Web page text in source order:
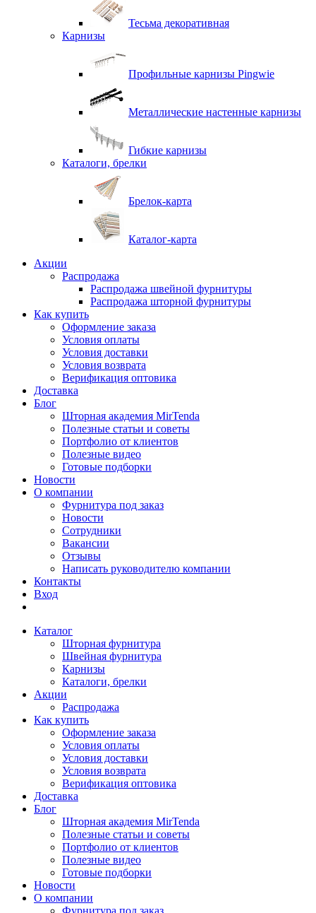
Тесьма декоративная
Карнизы
Профильные карнизы Pingwie
Металлические настенные карнизы
Гибкие карнизы
Каталоги, брелки
Брелок-карта
Каталог-карта
Акции
Распродажа
Распродажа швейной фурнитуры
Распродажа шторной фурнитуры
Как купить
Оформление заказа
Условия оплаты
Условия доставки
Условия возврата
Верификация оптовика
Доставка
Блог
Шторная академия MirTenda
Полезные статьи и советы
Портфолио от клиентов
Полезные видео
Готовые подборки
Новости
О компании
Фурнитура под заказ
Новости
Сотрудники
Вакансии
Отзывы
Написать руководителю компании
Контакты
Вход
Каталог
Шторная фурнитура
Швейная фурнитура
Карнизы
Каталоги, брелки
Акции
Распродажа
Как купить
Оформление заказа
Условия оплаты
Условия доставки
Условия возврата
Верификация оптовика
Доставка
Блог
Шторная академия MirTenda
Полезные статьи и советы
Портфолио от клиентов
Полезные видео
Готовые подборки
Новости
О компании
Фурнитура под заказ